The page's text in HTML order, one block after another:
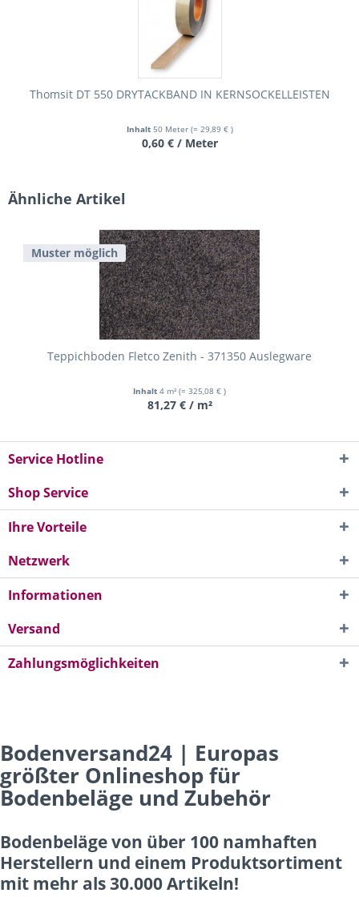
Thomsit DT 550 DRYTACKBAND IN KERNSOCKELLEISTEN
Inhalt 50 Meter (= 29,89 € )
0,60 € / Meter
Ähnliche Artikel
Muster möglich
Teppichboden Fletco Zenith - 371350 Auslegware
Inhalt 4 m² (= 325,08 € )
81,27 € / m²
Service Hotline
Shop Service
Ihre Vorteile
Netzwerk
Informationen
Versand
Zahlungsmöglichkeiten
Bodenversand24 | Europas
größter Onlineshop für
Bodenbeläge und Zubehör
Bodenbeläge von über 100 namhaften
Herstellern und einem Produktsortiment
mit mehr als 30.000 Artikeln!